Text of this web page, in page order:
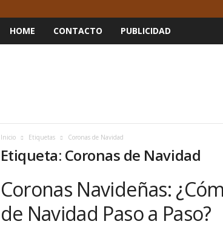
HOME CONTACTO PUBLICIDAD
Inicio Etiquetas Coronas de Navidad
Etiqueta: Coronas de Navidad
Coronas Navideñas:
de Navidad Paso a Paso?